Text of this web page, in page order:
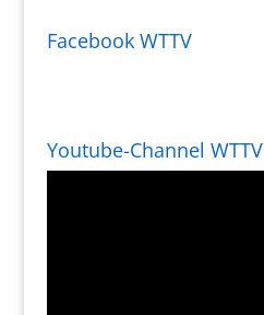
Facebook WTTV
Youtube-Channel WTTV